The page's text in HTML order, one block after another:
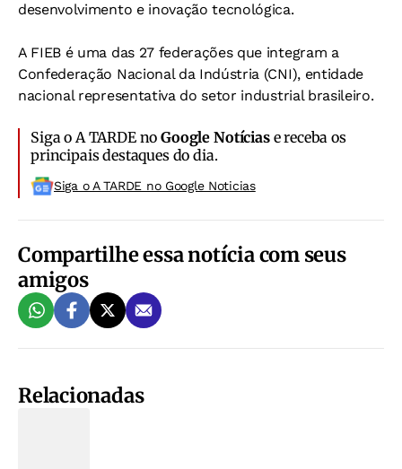
desenvolvimento e inovação tecnológica.
A FIEB é uma das 27 federações que integram a
Confederação Nacional da Indústria (CNI), entidade
nacional representativa do setor industrial brasileiro.
Siga o A TARDE noGoogle Notíciase receba os
principais destaques do dia.
Siga o A TARDE no Google Noticias
Compartilhe essa notícia com seus
amigos
Relacionadas